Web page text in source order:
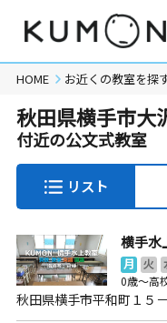
HOME お近くの教室を探
秋田県横手市大
付近の公文式教室
リスト
横手水
月 火
0歳～高
秋田県横手市平和町１５